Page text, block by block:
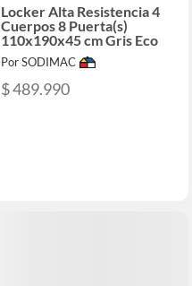
Locker Alta Resistencia 4
Cuerpos 8 Puerta(s)
110x190x45 cm Gris Eco
Por SODIMAC
$ 489.990